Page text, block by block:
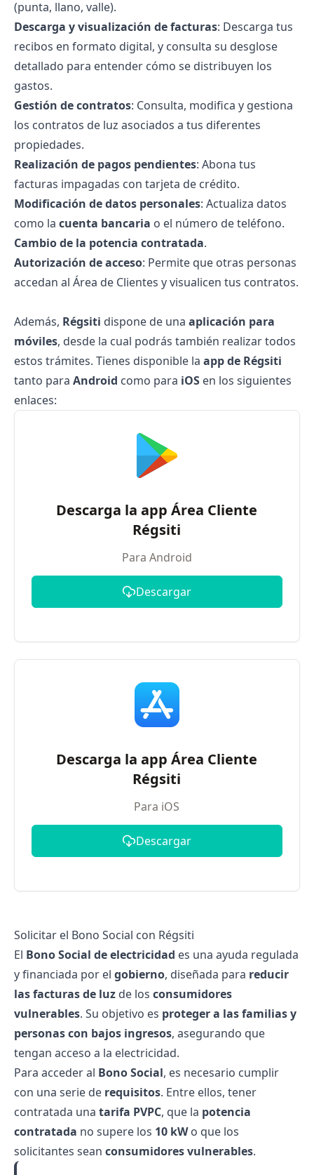
(punta, llano, valle).
Descarga y visualización de facturas: Descarga tus
recibos en formato digital, y consulta su desglose
detallado para entender cómo se distribuyen los
gastos.
Gestión de contratos: Consulta, modifica y gestiona
los contratos de luz asociados a tus diferentes
propiedades.
Realización de pagos pendientes: Abona tus
facturas impagadas con tarjeta de crédito.
Modificación de datos personales: Actualiza datos
como la cuenta bancaria o el número de teléfono.
Cambio de la potencia contratada.
Autorización de acceso: Permite que otras personas
accedan al Área de Clientes y visualicen tus contratos.
Además, Régsiti dispone de una aplicación para
móviles, desde la cual podrás también realizar todos
estos trámites. Tienes disponible la app de Régsiti
tanto para Android como para iOS en los siguientes
enlaces:
Descarga la app Área Cliente
Régsiti
Para Android
Descargar
Descarga la app Área Cliente
Régsiti
Para iOS
Descargar
Solicitar el Bono Social con Régsiti
El Bono Social de electricidad es una ayuda regulada
y financiada por el gobierno, diseñada para reducir
las facturas de luz de los consumidores
vulnerables. Su objetivo es proteger a las familias y
personas con bajos ingresos, asegurando que
tengan acceso a la electricidad.
Para acceder al Bono Social, es necesario cumplir
con una serie de requisitos. Entre ellos, tener
contratada una tarifa PVPC, que la potencia
contratada no supere los 10 kWo que los
solicitantes sean consumidores vulnerables.